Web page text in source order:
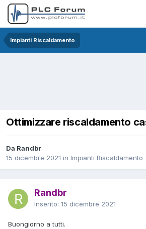
Impianti Riscaldamento
Ottimizzare riscaldamento
Da Randbr
15 dicembre 2021 in Impianti Riscaldamento
Randbr
Inserito: 15 dicembre 2021
Buongiorno a tutti.